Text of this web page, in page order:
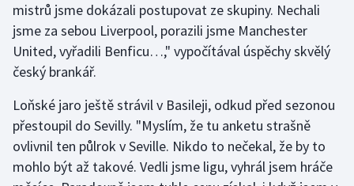
mistrů jsme dokázali postupovat ze skupiny. Nechali
jsme za sebou Liverpool, porazili jsme Manchester
United, vyřadili Benficu…," vypočítával úspěchy skvělý
český brankář.
Loňské jaro ještě strávil v Basileji, odkud před sezonou
přestoupil do Sevilly. "Myslím, že tu anketu strašně
ovlivnil ten půlrok v Seville. Nikdo to nečekal, že by to
mohlo být až takové. Vedli jsme ligu, vyhrál jsem hráče